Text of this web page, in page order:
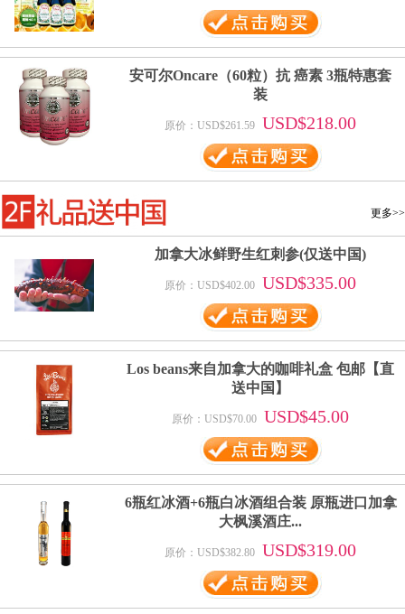
安可尔Oncare（60粒）抗 癌素 3瓶特惠套
装
原价：USD$261.59 USD$218.00
更多>>
加拿大冰鲜野生红刺参(仅送中国)
原价：USD$402.00 USD$335.00
Los beans来自加拿大的咖啡礼盒 包邮【直
送中国】
原价：USD$70.00 USD$45.00
6瓶红冰酒+6瓶白冰酒组合装 原瓶进口加拿
大枫溪酒庄...
原价：USD$382.80 USD$319.00